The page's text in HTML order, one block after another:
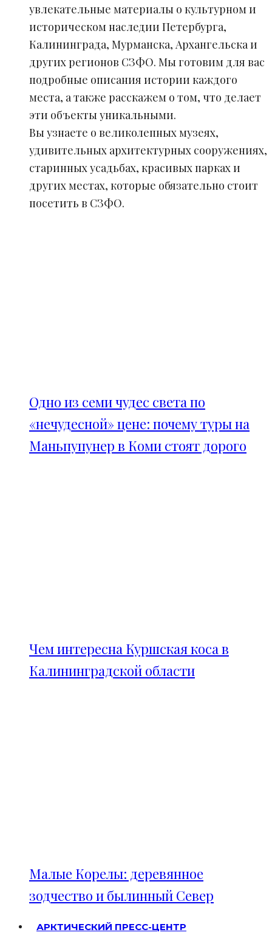
увлекательные материалы о культурном и
историческом наследии Петербурга,
Калининграда, Мурманска, Архангельска и
других регионов СЗФО. Мы готовим для вас
подробные описания истории каждого
места, а также расскажем о том, что делает
эти объекты уникальными.
Вы узнаете о великолепных музеях,
удивительных архитектурных сооружениях,
старинных усадьбах, красивых парках и
других местах, которые обязательно стоит
посетить в СЗФО.
Одно из семи чудес света по
«нечудесной» цене: почему туры на
Маньпупунер в Коми стоят дорого
Чем интересна Куршская коса в
Калининградской области
Малые Корелы: деревянное
зодчество и былинный Север
АРКТИЧЕСКИЙ ПРЕСС-ЦЕНТР